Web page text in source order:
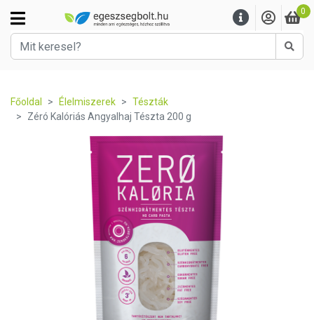
0
Főoldal Élelmiszerek
Tészták
Zéró Kalóriás Angyalhaj Tészta 200 g